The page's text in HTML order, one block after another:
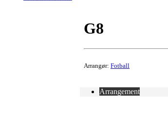
G8
Arrangør: Fotball
Arrangement